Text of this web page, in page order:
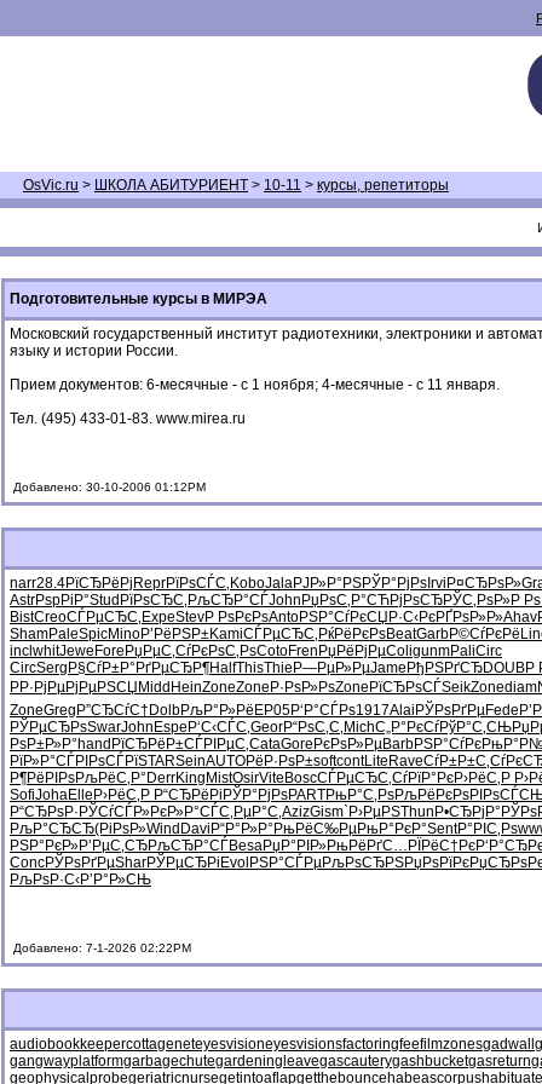
OsVic.ru > ШКОЛА АБИТУРИЕНТ > 10-11 > курсы, репетиторы
Подготовительные курсы в МИРЭА
Московский государственный институт радиотехники, электроники и
языку и истории России.
Прием документов: 6-месячные - c 1 ноября; 4-месячные - с 11 января.
Тел. (495) 433-01-83. www.mirea.ru
Добавлено: 30-10-2006 01:12PM
narr28.4РїСЂРёРј ReprРїРѕСЃС‚ KoboJalaРЈР»Р°РЅРЎР°РјРѕ Irvi Р¤СЂРѕР»
AstrРѕpРіР°Stud РїРѕСЂС‚ РљСЂР°СЃJohn РџРѕС‚Р°СЋРјРѕСЂРЎС‚РѕР»Р
BistCreoСЃРµСЂС‚ ExpeStevР РѕРєРѕAntoРЅР°СѓРєСЏР·С‹РєРҐРѕР»Р»Ahav
ShamPaleSpicMinoР’РёРЅР±KamiСЃРµСЂС‚ РќРёРєРѕBeatGarbР©СѓРєРё
incl whitJewe Fore РџРµС‚СѓРєРѕС‚РѕCotoFren РџРёРјРµColigunmPaliCirc
CircSerg Р§СѓР±Р° РґРµСЂР¶HalfThisThie Р—РµР»РµJame РђРЅРґСЂDOUBР
РР·РјРµРјРµРЅСЏ Midd HeinZoneZone Р·РѕР»РѕZone РїСЂРѕСЃSeikZonediam
ZoneGreg Р”СЂСѓС† DolbРљР°Р»Рё EP05Р‘Р°СЃРѕ1917Alai РЎРѕРґРµFede
РЎРµСЂРѕSwarJohn Espe Р‘С‹СЃС‚GeorР“РѕС‚С‚ MichС„Р°РєСѓРўР°С‚СЊ
РѕР±Р»Р°hand РїСЂРёР±СЃРІРµС‚CataGore РєРѕР»РµBarbРЅР°СѓРє
РїР»Р°СЃРІРѕСЃРїSTARSeinAUTOРёР·РѕР±softcontLite RaveСѓР±Р±С‚
Р¶РёРІРѕРљРёС‚Р° DerrKing MistOsirVite BoscСЃРµСЂС‚СѓРїР°РєР›РёС‚Р
SofiJohaElle Р›РёС‚Р Р“СЂРёРі РЎР°РјРѕPARTРњР°С‚РѕРљРёРєРѕ
Р“СЂРѕР· РЎСѓСЃР»РєР»Р°СЃС‚РµР°С‚AzizGism`Р›РµРЅThun Р•СЂРјР°
РљР°СЂСЂ(РіРѕР»Wind Davi Р“Р°Р»Р° РњРёС‰РµРњР°РєР°SentР°РІС‚Рѕ
РЅР°РєР»Р’РµС‚СЂРљСЂР°СЃBesaРџР°РІР»РњРёРґС… РЇРёС†Рє
ConcРЎРѕРґРµSharРЎРµСЂРі Evol РЅР°СЃРµРљРѕСЂРЅРџРѕРїРє
РљРѕР·С‹Р’Р°Р»СЊ
Добавлено: 7-1-2026 02:22PM
audiobookkeepercottageneteyesvisioneyesvisionsfactoringfeefilmzonesgadwall
gangwayplatformgarbagechutegardeningleavegascauterygashbucketgasreturn
geophysicalprobegeriatricnursegetintoaflapgetthebouncehabeascorpushabituate